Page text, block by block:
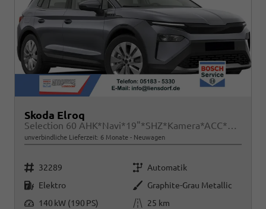
Skoda Elroq
Selection 60 AHK*Navi*19"*SHZ*Kamera*ACC*2Z-Klimaauto*LED
unverbindliche Lieferzeit: 6 Monate Neuwagen
Fahrzeugnr. 32289 Getriebe Automatik
Kraftstoff Elektro Außenfarbe Graphite-Grau Metallic
Leistung
140 kW (190 PS) Kilometerstand 25 km